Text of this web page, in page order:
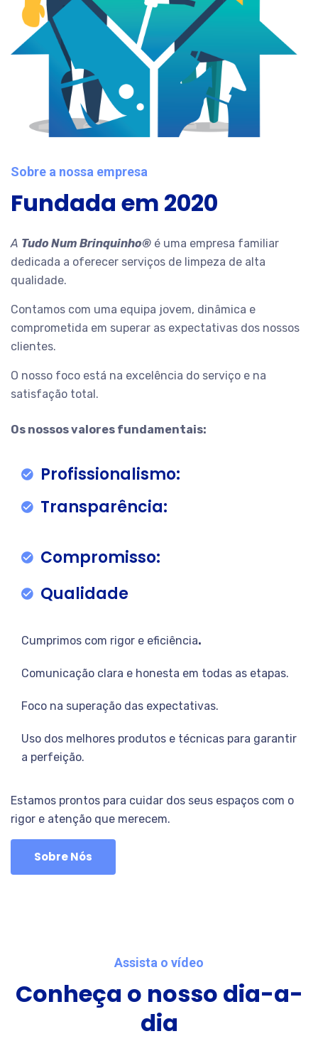
Sobre a nossa empresa
Fundada em 2020
A Tudo Num Brinquinho® é uma empresa familiar
dedicada a oferecer serviços de limpeza de alta
qualidade.
Contamos com uma equipa jovem, dinâmica e
comprometida em superar as expectativas dos nossos
clientes.
O nosso foco está na excelência do serviço e na
satisfação total.
Os nossos valores fundamentais:
Profissionalismo:
Transparência:
Compromisso:
Qualidade
Cumprimos com rigor e eficiência.
Comunicação clara e honesta em todas as etapas.
Foco na superação das expectativas.
Uso dos melhores produtos e técnicas para garantir
a perfeição.
Estamos prontos para cuidar dos seus espaços com o
rigor e atenção que merecem.
Sobre Nós
Assista o vídeo
Conheça o nosso dia-a-
dia